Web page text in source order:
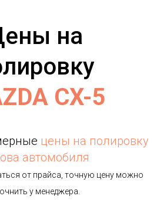
на
CX-5
цены на полировку
автомобиля
от прайса, точную цену можно
у менеджера.